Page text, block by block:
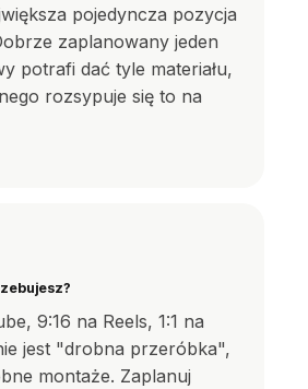
pojedyncza pozycja
zaplanowany jeden
potrafi dać tyle materiału,
rozsypuje się to na
9:16 na Reels, 1:1 na
jest "drobna przeróbka",
montaże. Zaplanuj